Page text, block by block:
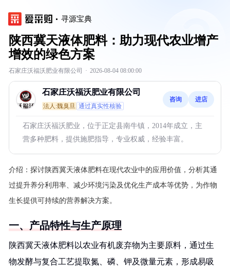
寻源宝典
陕西冀天液体肥料：助力现代农业增产
增效的绿色方案
石家庄沃福沃肥业有限公司 · 2026-08-04 08:00:00
石家庄沃福沃肥业有限公司
法人:魏臭旦 通过真实性核验
咨询 进店
石家庄沃福沃肥业，位于正定县南牛镇，2014年成立，主
营多种肥料，提供施肥指导，专业权威，经验丰富。
介绍： 探讨陕西冀天液体肥料在现代农业中的应用价值，分析其通
过提升养分利用率、减少环境污染及优化生产成本等优势，为作物
生长提供可持续的营养解决方案。
一、产品特性与生产原理
陕西冀天液体肥料以农业有机废弃物为主要原料，通过生
物发酵与复合工艺提取氮、磷、钾及微量元素，形成易吸